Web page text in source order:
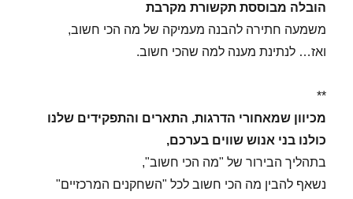
הובלה מבוססת תקשורת מקרבת
משמעה חתירה להבנה מעמיקה של מה הכי חשוב,
ואז… לנתינת מענה למה שהכי חשוב.
**
מכיוון שמאחורי הדרגות, התארים והתפקידים שלנו
כולנו בני אנוש שווים בערכם,
בתהליך הבירור של "מה הכי חשוב",
נשאף להבין מה הכי חשוב לכל "השחקנים המרכזיים"